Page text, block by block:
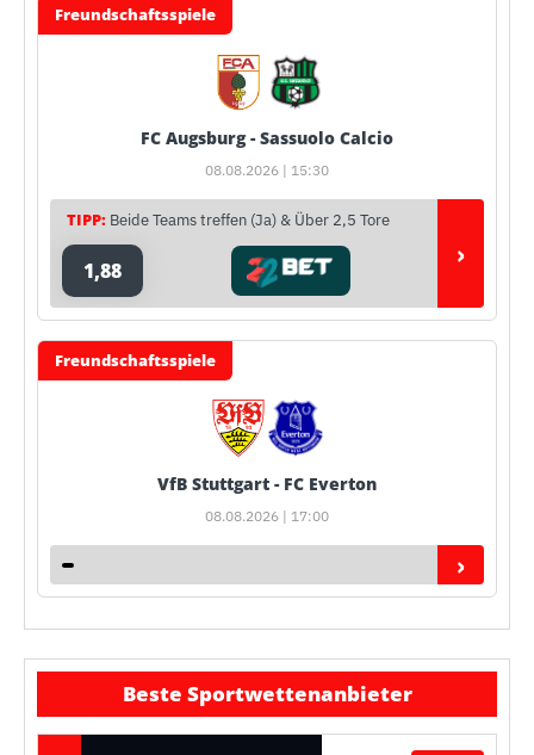
Freundschaftsspiele
FC Augsburg - Sassuolo Calcio
08.08.2026 | 15:30
TIPP: Beide Teams treffen (Ja) & Über 2,5 Tore
1,88 ›
Freundschaftsspiele
VfB Stuttgart - FC Everton
08.08.2026 | 17:00
›
Beste Sportwettenanbieter